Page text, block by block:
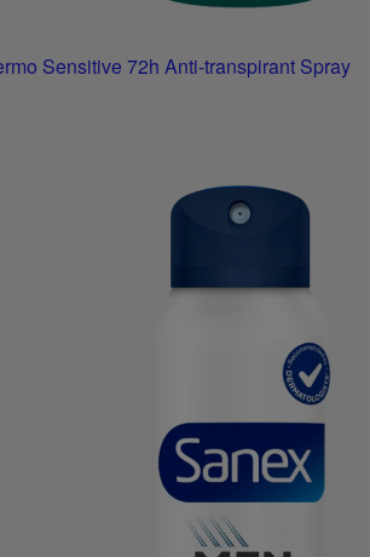
Sensitive 72h Anti-transpirant Spray